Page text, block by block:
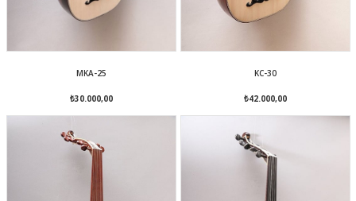
MKA-25
₺30.000,00
KC-30
₺42.000,00